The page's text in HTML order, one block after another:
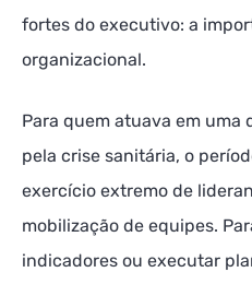
fortes do executivo: a
organizacional.
Para quem atuava em uma
pela crise sanitária, o
exercício extremo de
mobilização de equipes.
indicadores ou executar